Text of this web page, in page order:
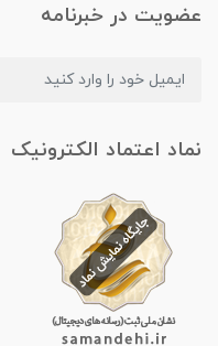
عضویت در خبرنامه
نماد اعتماد الکترونیک